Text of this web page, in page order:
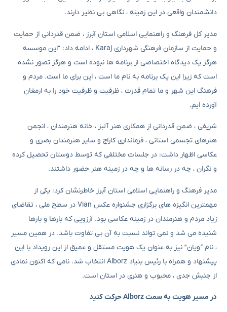
دانشمندان واقعی در این زمینه ، نگاهی بی نظیر دارند.
مدیر کل فرهنگ و راهنمایی اسلامی استان آبرز ، ضمن قدردانی از حمایت
و حمایت از سازمان فرهنگی شهرداری Karaj ، ادامه داد: “این موسسه
هرگز یک دیدگاه اختصاصی از برنامه ها نبوده است و هرگز تصور نشده
است که زیرا این یک برنامه به نام ما است ، این برای ما است. مردم و
فرهنگ این شهر و ما تمام قدرت ، ظرفیت و ظرفیت خود را به ارمغان
آورده ایم.
شریفی ، ضمن قدردانی از همکاری هنر آلبز ، خانه هنرمندان ، انجمن
هنرهای تجسمی استانی ، فرمانداری کاراج و سایر هنرمندان بصری و
عکاسی اظهار داشت: در جلسات مختلفی که توسط دوستان تحصیل کرده
و نگران ، چه در رسانه ها و چه در زمینه هنر حضور داشتند.
مدیر فرهنگ و راهنمایی اسلامی استان آبرز خاطرنشان کرد: یکی از
مهمترین انگیزه های برگزاری جشنواره عکس Vian در سطح ملی ، تقاضای
زیاد مردم و هنرمندان در زمینه عکاسی بود. آرزویی که بارها و بارها
شنیده می شد و نمی تواند نسبت به آن بی تفاوت باشد. در همین مسیر
، نام “ویان” نیز به عنوان یک هویت مستقل و عمیق از این رویداد با این
پیشنهاد و همراه با رئیس بنیاد Alborz انتخاب شد. نامی که اکنون نمادی
از جنبش جدی ، محبوب و هنری در استان است.
در مسیر هویت به سمت Alborz حرکت کنید